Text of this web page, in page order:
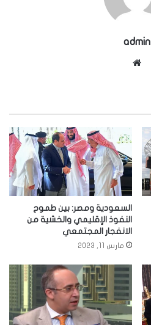
admin
السعودية ومصر: بين طموح
النفوذ الإقليمي والخشية من
الانفجار المجتمعي
مارس 11, 2023